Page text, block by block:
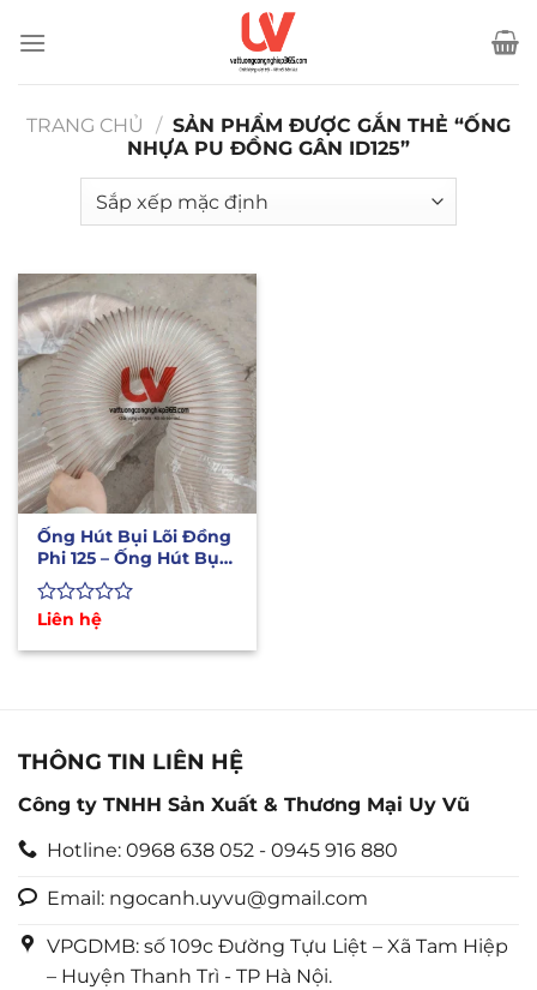
qua
TRANG CHỦ
/ SẢN PHẨM ĐƯỢC GẮN THẺ “ỐNG
NHỰA PU ĐỒNG GÂN ID125”
Ống Hút Bụi Lõi Đồng
Phi 125 – Ống Hút Bụi
Lắp Máy CNC
Được
hạng
Liên hệ
THÔNG TIN LIÊN HỆ
Công ty TNHH Sản Xuất & Thương Mại Uy Vũ
Hotline: 0968 638 052 - 0945 916 880
Email: ngocanh.uyvu@gmail.com
VPGDMB: số 109c Đường Tựu Liệt – Xã Tam Hiệp
– Huyện Thanh Trì - TP Hà Nội.